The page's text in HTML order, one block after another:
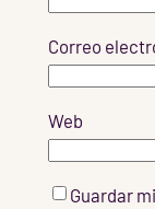
Correo
Web
Guardar